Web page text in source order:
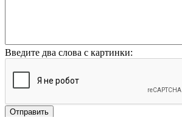
Введите два слова с картинки:
Отправить